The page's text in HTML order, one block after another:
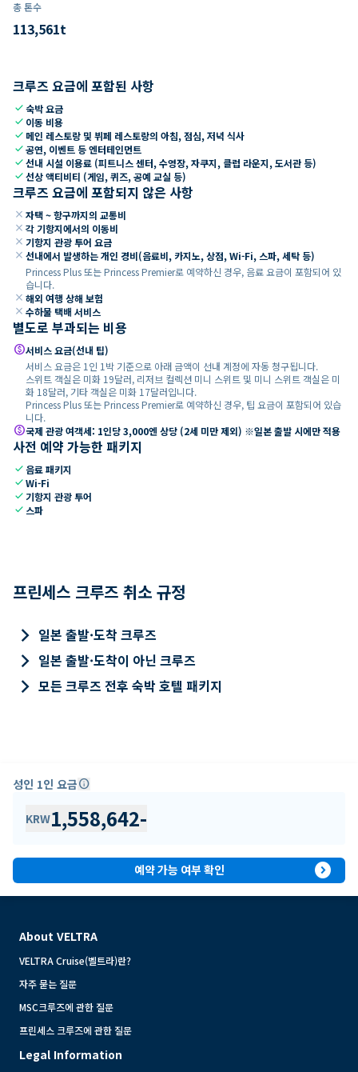
총 톤수
113,561t
크루즈 요금에 포함된 사항
check숙박 요금
check 이동 비용
check 메인 레스토랑 및 뷔페 레스토랑의 아침, 점심, 저녁 식사
check공연, 이벤트 등 엔터테인먼트
check선내 시설 이용료 (피트니스 센터, 수영장, 자쿠지, 클럽 라운지, 도서관 등)
check선상 액티비티 (게임, 퀴즈, 공예 교실 등)
크루즈 요금에 포함되지 않은 사항
close 자택 ~ 항구까지의 교통비
close 각 기항지에서의 이동비
close 기항지 관광 투어 요금
close 선내에서 발생하는 개인 경비(음료비, 카지노, 상점, Wi-Fi, 스파, 세탁 등)
Princess Plus 또는 Princess Premier로 예약하신 경우, 음료 요금이 포함되어 있
습니다.
close 해외 여행 상해 보험
close 수하물 택배 서비스
별도로 부과되는 비용
paid서비스 요금(선내 팁)
서비스 요금은 1인 1박 기준으로 아래 금액이 선내 계정에 자동 청구됩니다.
스위트 객실은 미화 19달러, 리저브 컬렉션 미니 스위트 및 미니 스위트 객실은 미
화 18달러, 기타 객실은 미화 17달러입니다.
Princess Plus 또는 Princess Premier로 예약하신 경우, 팁 요금이 포함되어 있습
니다.
paid국제 관광 여객세: 1인당 3,000엔 상당 (2세 미만 제외) ※일본 출발 시에만 적용
사전 예약 가능한 패키지
check 음료 패키지
checkWi-Fi
check 기항지 관광 투어
check 스파
프린세스 크루즈 취소 규정
keyboard_arrow_right 일본 출발·도착 크루즈
keyboard_arrow_right 일본 출발·도착이 아닌 크루즈
keyboard_arrow_right 모든 크루즈 전후 숙박 호텔 패키지
성인 1인 요금info
KRW1,558,642-
예약 가능 여부 확인 expand_circle_right
About VELTRA
VELTRA Cruise(벨트라)란?
자주 묻는 질문
MSC크루즈에 관한 질문
프린세스 크루즈에 관한 질문
Legal Information